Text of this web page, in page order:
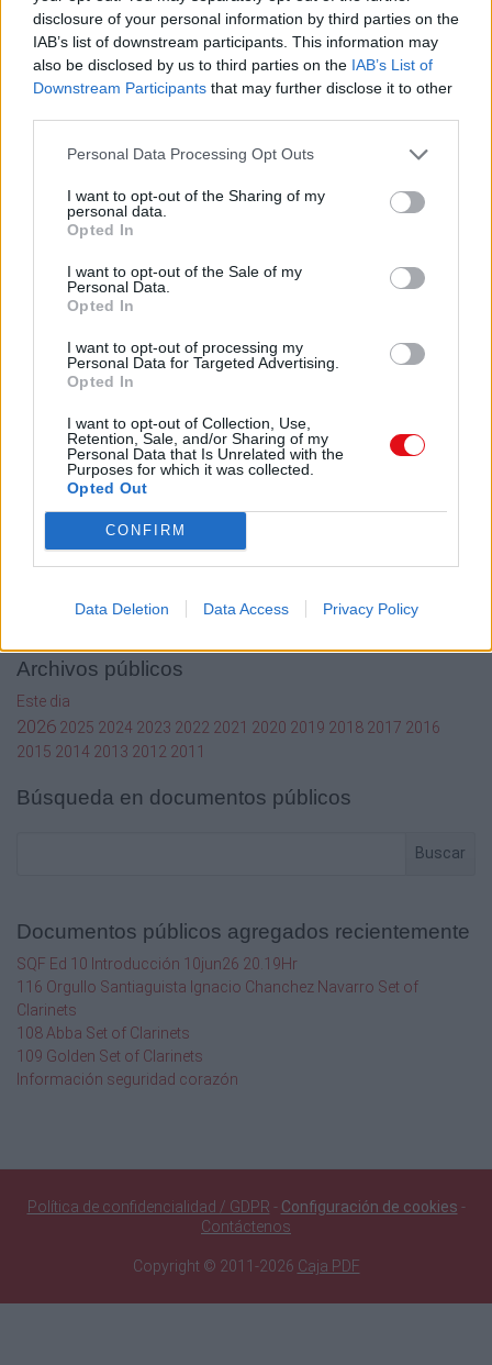
disclosure of your personal information by third parties on the
IAB’s list of downstream participants. This information may
also be disclosed by us to third parties on the IAB’s List of
Downstream Participants that may further disclose it to other
Personal Data Processing Opt Outs
I want to opt-out of the Sharing of my
personal data.
Opted In
I want to opt-out of the Sale of my
Personal Data.
Opted In
I want to opt-out of processing my
Personal Data for Targeted Advertising.
Opted In
I want to opt-out of Collection, Use,
Retention, Sale, and/or Sharing of my
Personal Data that Is Unrelated with the
Purposes for which it was collected.
Opted Out
CONFIRM
Data Deletion Data Access Privacy Policy
Los archivos en esta página ha sido compartidos por los usuarios del sitio.
Caja PDFes una plataforma de gestión de documentos en línea domiciliada
en Francia y cumpliendo estrictamente con las leyes nacionales y europeas.
Al tener una función legal de intermediario técnico neutral, los contenidos
compartidos por los usuarios del sitio no se moderan a priori.
Informar de un contenido abusivo o ilegal
Caja PDF
Sobre Caja PDF
Cargar un archivo
Caja de instrumento
Preguntas frecuentes
Aviso legal
Términos de Uso del sitio
Mi cuenta
Administrador de archivos
Conectar
Crea una cuenta Caja PDF
Contraseña perdida
Configuración de cookies
Archivos públicos
Este dia
2026 2025 2024 2023 2022 2021 2020 2019 2018 2017 2016
2015 2014 2013 2012 2011
Búsqueda en documentos públicos
Buscar
Documentos públicos agregados recientemente
SQF Ed 10 Introducción 10jun26 20.19Hr
116 Orgullo Santiaguista Ignacio Chanchez Navarro Set of
Clarinets
108 Abba Set of Clarinets
109 Golden Set of Clarinets
Información seguridad corazón
Política de confidencialidad / GDPR - Configuración de cookies -
Contáctenos
Copyright © 2011-2026 Caja PDF